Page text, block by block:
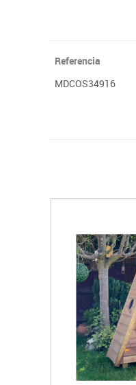
Referencia
MDCOS34916